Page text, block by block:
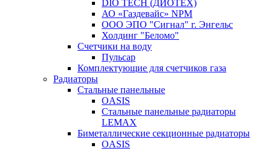
DIO TECH (ДИОТЕХ)
АО «Газдевайс» NPM
ООО ЭПО "Сигнал" г. Энгельс
Холдинг "Беломо"
Счетчики на воду
Пульсар
Комплектующие для счетчиков газа
Радиаторы
Стальные панельные
OASIS
Стальные панельные радиаторы
LEMAX
Биметаллические секционные радиаторы
OASIS